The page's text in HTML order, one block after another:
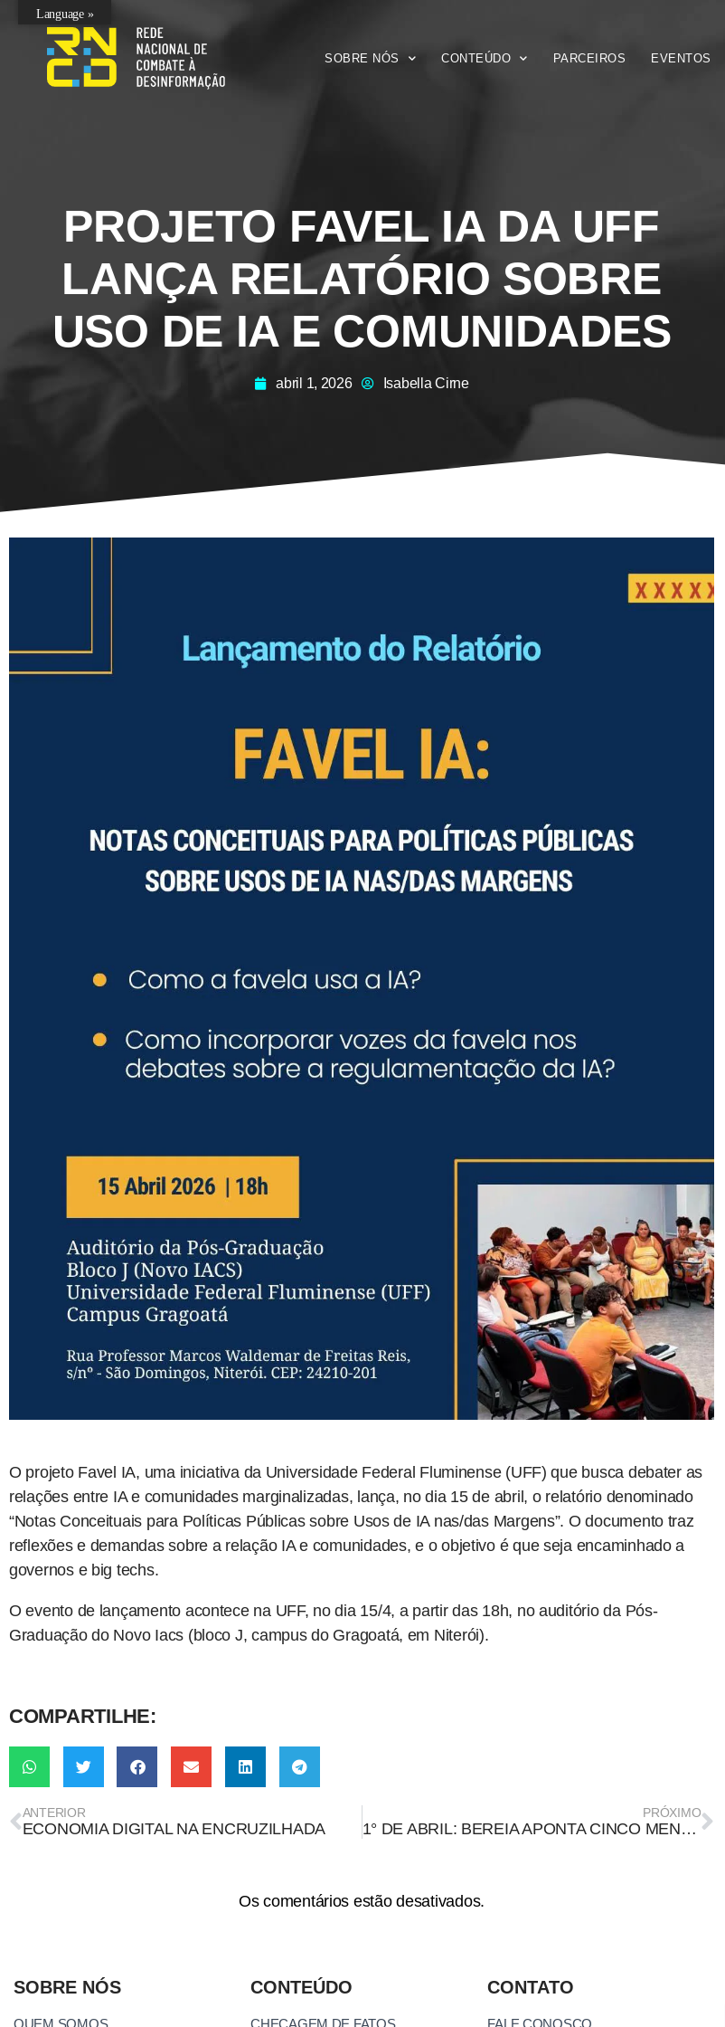
SOBRE NÓS CONTEÚDO PARCEIROS EVENTOS
PROJETO FAVEL IA DA UFF
LANÇA RELATÓRIO SOBRE
USO DE IA E COMUNIDADES
abril 1, 2026 Isabella Cirne
O projeto Favel IA, uma iniciativa da Universidade Federal Fluminense (UFF) que busca debater as
relações entre IA e comunidades marginalizadas, lança, no dia 15 de abril, o relatório denominado
“Notas Conceituais para Políticas Públicas sobre Usos de IA nas/das Margens”. O documento traz
reflexões e demandas sobre a relação IA e comunidades, e o objetivo é que seja encaminhado a
governos e big techs.
O evento de lançamento acontece na UFF, no dia 15/4, a partir das 18h, no auditório da Pós-
Graduação do Novo Iacs (bloco J, campus do Gragoatá, em Niterói).
COMPARTILHE:
ANTERIOR
ECONOMIA DIGITAL NA ENCRUZILHADA
PRÓXIMO
1° DE ABRIL: BEREIA APONTA CINCO MENTIRAS QUE CIRCULAM NAS REDES RELIGIOSAS
Os comentários estão desativados.
SOBRE NÓS CONTEÚDO CONTATO
Language »